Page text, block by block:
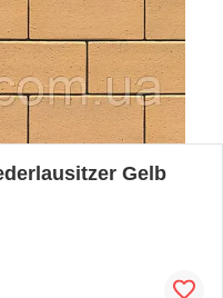
Gelb